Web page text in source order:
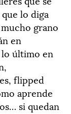
lo diga
grano
en
último en
flipped
aprende
si quedan